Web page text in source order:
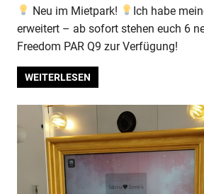
Neu im Mietpark!
Ich habe
erweitert – ab sofort stehen euch 6
Freedom PAR Q9 zur Verfügung!
WEITERLESEN